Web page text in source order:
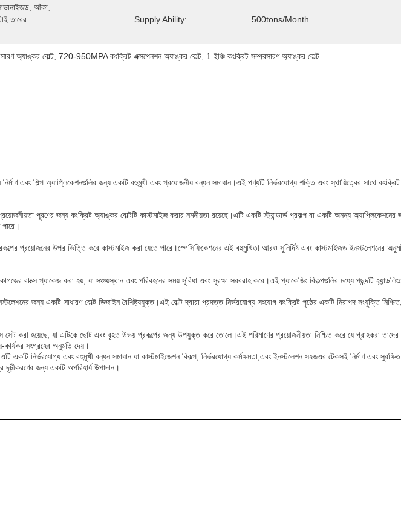
আঁকা,
তারের
Supply Ability: 500tons/month
অ্যাঙ্কর বোল্ট, 720-950MPA কংক্রিট এক্সপেনশন অ্যাঙ্কর বোল্ট, 1 ইঞ্চি কংক্রিট সম্প্রসারণ অ্যাঙ্কর বোল্ট
এবং শিল্প অ্যাপ্লিকেশনগুলির জন্য একটি বহুমুখী এবং প্রয়োজনীয় বন্ধন সমাধান।এই পণ্যটি নির্ভরযোগ্য শক্তি এবং স্থায়িত্বের সাথে
পূরণের জন্য কংক্রিট অ্যাঙ্কর বোল্টটি কাস্টমাইজ করার নমনীয়তা রয়েছে।এটি একটি স্ট্যান্ডার্ড প্রকল্প বা একটি অনন্য অ্যাপ্লিকেশনের
প্রয়োজনের উপর ভিত্তি করে কাস্টমাইজ করা যেতে পারে।স্পেসিফিকেশনের এই বহুমুখিতা আরও সুনির্দিষ্ট এবং কাস্টমাইজড ইনস্টলেশনের
বাক্সে প্যাকেজ করা হয়, যা সঞ্চয়স্থান এবং পরিবহনের সময় সুবিধা এবং সুরক্ষা সরবরাহ করে।এই প্যাকেজিং বিকল্পগুলির মধ্যে পছন্দটি
জন্য একটি সাধারণ বোল্ট ডিজাইন বৈশিষ্ট্যযুক্ত।এই বোল্ট দ্বারা প্রদত্ত নির্ভরযোগ্য সংযোগ কংক্রিট পৃষ্ঠের একটি নিরাপদ সংযুক্তি
করা হয়েছে, যা এটিকে ছোট এবং বৃহত উভয় প্রকল্পের জন্য উপযুক্ত করে তোলে।এই পরিমাণের প্রয়োজনীয়তা নিশ্চিত করে যে গ্রাহকরা তাদের
কার্যকর সংগ্রহের অনুমতি দেয়।
একটি নির্ভরযোগ্য এবং বহুমুখী বন্ধন সমাধান যা কাস্টমাইজেশন বিকল্প, নির্ভরযোগ্য কর্মক্ষমতা,এবং ইনস্টলেশন সহজএর টেকসই নির্মাণ এবং
দৃঢ়ীকরণের জন্য একটি অপরিহার্য উপাদান।